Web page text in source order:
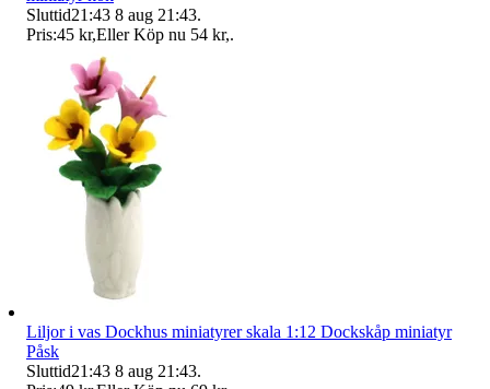
Sluttid21:43 8 aug 21:43.
Pris:45 kr,Eller Köp nu 54 kr,.
Liljor i vas Dockhus miniatyrer skala 1:12 Dockskåp miniatyr
Påsk
Sluttid21:43 8 aug 21:43.